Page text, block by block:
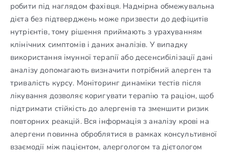
робити під наглядом фахівця. Надмірна обмежувальна
дієта без підтверджень може призвести до дефіцитів
нутрієнтів, тому рішення приймають з урахуванням
клінічних симптомів і даних аналізів. У випадку
використання імунної терапії або десенсибілізації дані
аналізу допомагають визначити потрібний алерген та
тривалість курсу. Моніторинг динаміки тестів після
лікування дозволяє коригувати терапію та раціон, щоб
підтримати стійкість до алергенів та зменшити ризик
повторних реакцій. Вся інформація з аналізу крові на
алергени повинна оброблятися в рамках консультивної
взаємодії між пацієнтом, алергологом та дієтологом